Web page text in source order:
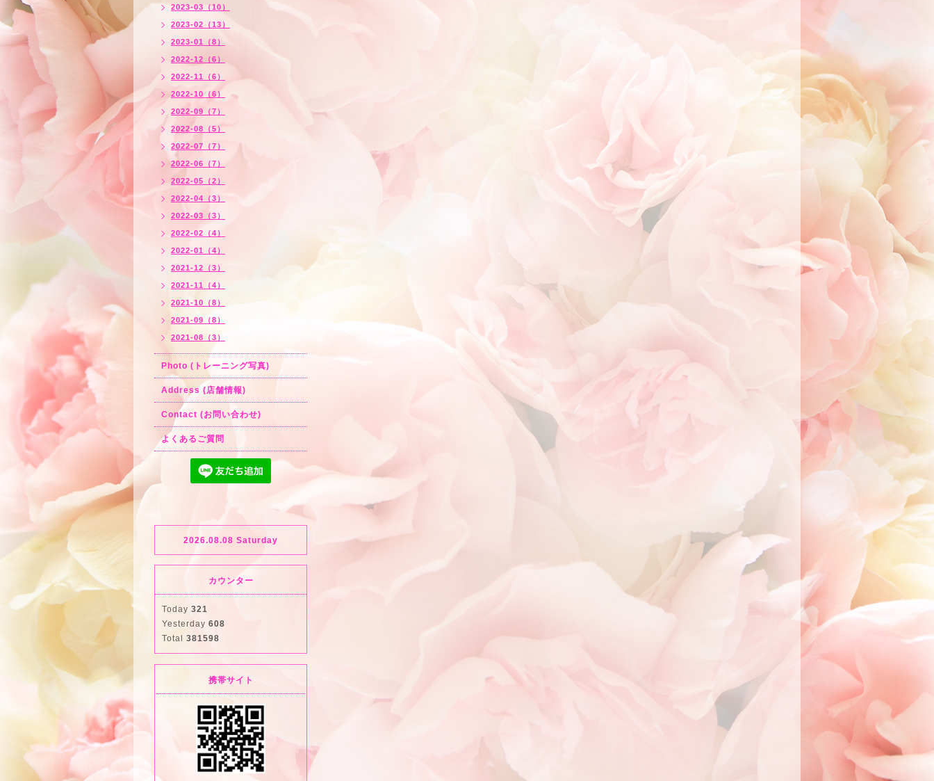
2023-03（10）
2023-02（13）
2023-01（8）
2022-12（6）
2022-11（6）
2022-10（6）
2022-09（7）
2022-08（5）
2022-07（7）
2022-06（7）
2022-05（2）
2022-04（3）
2022-03（3）
2022-02（4）
2022-01（4）
2021-12（3）
2021-11（4）
2021-10（8）
2021-09（8）
2021-08（3）
Photo (トレーニング写真)
Address (店舗情報)
Contact (お問い合わせ)
よくあるご質問
2026.08.08 Saturday
カウンター
Today 321
Yesterday 608
Total 381598
携帯サイト